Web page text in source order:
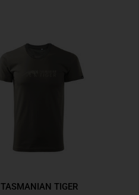
TASMANIAN TIGER